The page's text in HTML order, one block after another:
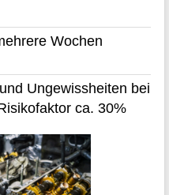
Wochen
Ungewissheiten bei
ca. 30%